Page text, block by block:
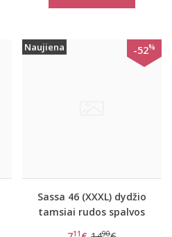
Naujiena -52%
Sassa 46 (XXXL) dydžio
tamsiai rudos spalvos
11 90